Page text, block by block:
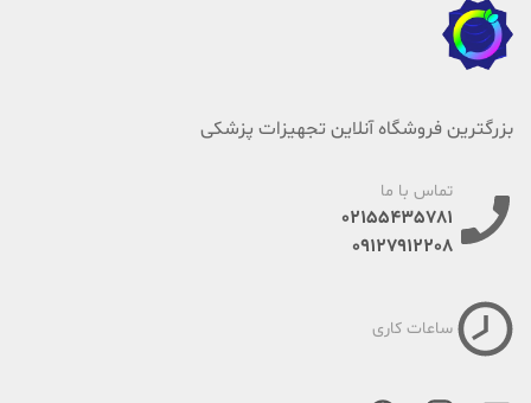
بزرگترین فروشگاه آنلاین تجهیزات پزشکی
تماس با ما
02155435781
09127912208
ساعات کاری